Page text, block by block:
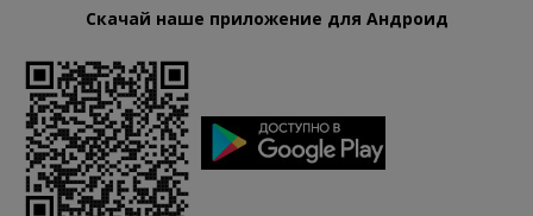
Скачай наше приложение для Андроид